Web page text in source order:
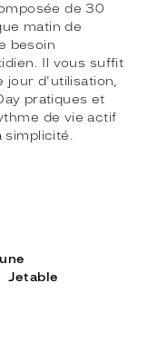
de 30
matin de
besoin
Il vous suffit
jour d'utilisation,
pratiques et
de vie actif
simplicité.
Jetable